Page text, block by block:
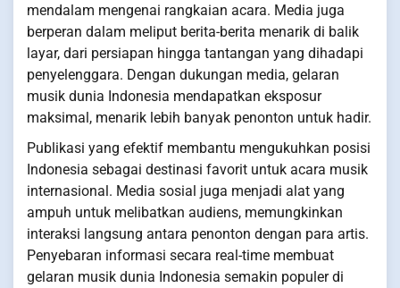
mendalam mengenai rangkaian acara. Media juga
berperan dalam meliput berita-berita menarik di balik
layar, dari persiapan hingga tantangan yang dihadapi
penyelenggara. Dengan dukungan media, gelaran
musik dunia Indonesia mendapatkan eksposur
maksimal, menarik lebih banyak penonton untuk hadir.
Publikasi yang efektif membantu mengukuhkan posisi
Indonesia sebagai destinasi favorit untuk acara musik
internasional. Media sosial juga menjadi alat yang
ampuh untuk melibatkan audiens, memungkinkan
interaksi langsung antara penonton dengan para artis.
Penyebaran informasi secara real-time membuat
gelaran musik dunia Indonesia semakin populer di